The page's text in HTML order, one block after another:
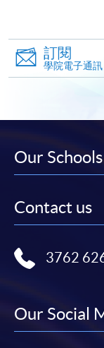
報讀同一
個別課程為須報
交下期學費的
程設有此服務
VISA 或
Pay) 、「支付
凡以「先到
訂閱
學院電子通訊
Our
Contact us
3762
Our Social